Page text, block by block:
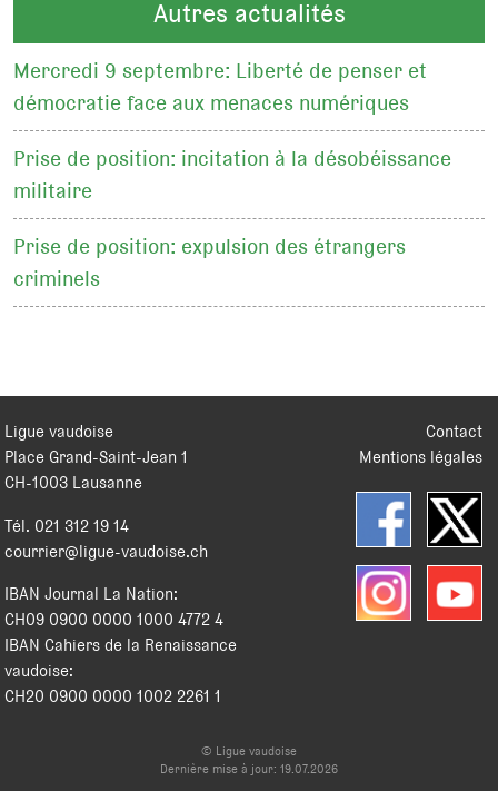
Autres actualités
Mercredi 9 septembre: Liberté de penser et
démocratie face aux menaces numériques
Prise de position: incitation à la désobéissance
militaire
Prise de position: expulsion des étrangers
criminels
Contact
Mentions légales
Ligue vaudoise
Place Grand-Saint-Jean 1
CH-1003 Lausanne
Tél. 021 312 19 14
courrier@ligue-vaudoise.ch
IBAN Journal La Nation:
CH09 0900 0000 1000 4772 4
IBAN Cahiers de la Renaissance
vaudoise:
CH20 0900 0000 1002 2261 1
© Ligue vaudoise
Dernière mise à jour: 19.07.2026